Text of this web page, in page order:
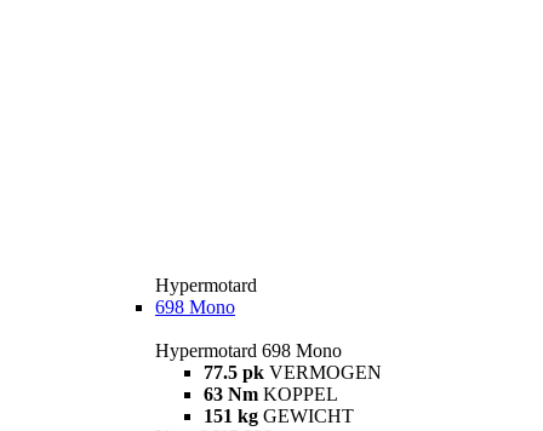
Hypermotard
698 Mono
Hypermotard 698 Mono
77.5 pk VERMOGEN
63 Nm KOPPEL
151 kg GEWICHT